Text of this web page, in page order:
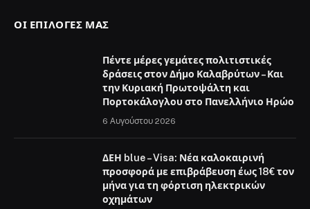
ΟΙ ΕΠΙΛΟΓΈΣ ΜΑΣ
Πέντε μέρες γεμάτες πολιτιστικές
δράσεις στον Δήμο Καλαβρύτων – Και
την Κυριακή Πρωτοψάλτη και
Πορτοκάλογλου στο Πανελλήνιο Ηρώο
6 Αυγούστου 2026
ΔΕΗ blue – Visa: Νέα καλοκαιρινή
προσφορά με επιβράβευση έως 18€ τον
μήνα για τη φόρτιση ηλεκτρικών
οχημάτων